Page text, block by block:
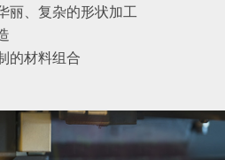
丽、复杂的形状加工
的材料组合